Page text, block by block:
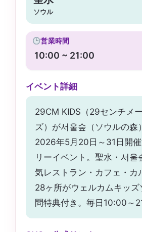
ソウル
営業時間
10:00 ~ 21:00
イベント詳細
29CM KIDS（29センチメ
ズ）が서울숲（ソウルの森
2026年5月20日～31日開催
リーイベント。聖水・서울
気レストラン・カフェ・カ
28ヶ所がウェルカムキッ
問特典付き。毎日10:00～